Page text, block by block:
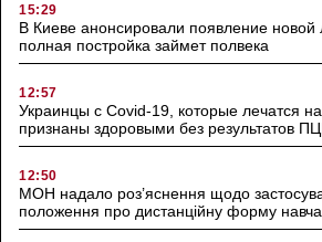
15:29
В Киеве анонсировали появление
полная постройка займет полвека
12:57
Украинцы с Covid-19, которые лечатся
признаны здоровыми без результатов
12:50
МОН надало роз’яснення щодо
положення про дистанційну форму